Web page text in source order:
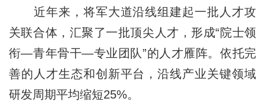
近年来，将军大道沿线组建起一批人才攻
关联合体，汇聚了一批顶尖人才，形成“院士领
衔—青年骨干—专业团队”的人才雁阵。依托完
善的人才生态和创新平台，沿线产业关键领域
研发周期平均缩短25%。